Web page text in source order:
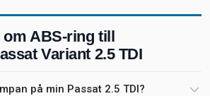
ABS-ring till
Variant 2.5 TDI
på min Passat 2.5 TDI?